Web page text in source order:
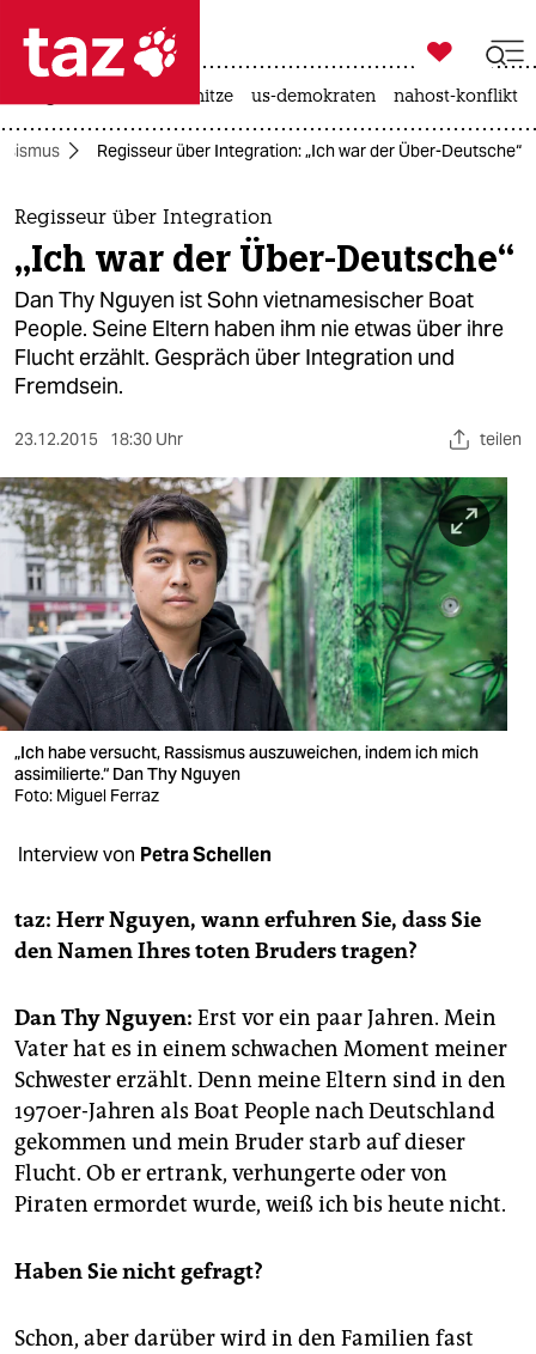
 taz zahl ich
taz zahl ich
themen
politik
öko
gesellschaft
kultur
sport
berlin
nord
wahrheit
verlag
verlag
veranstaltungen
unterstützen
genossenschaft
epaper login

taz zahl ich
hitze us-demokraten nahost-konflikt
Regisseur über Integration: „Ich war der Über-Deutsche“
Regisseur über Integration
„Ich war der Über-Deutsche“
Dan Thy Nguyen ist Sohn vietnamesischer Boat
People. Seine Eltern haben ihm nie etwas über ihre
Flucht erzählt. Gespräch über Integration und
Fremdsein.
23.12.2015 18:30 Uhr teilen
„Ich habe versucht, Rassismus auszuweichen, indem ich mich
assimilierte.“ Dan Thy Nguyen
Foto: Miguel Ferraz
Interview von Petra Schellen
taz: Herr Nguyen, wann erfuhren Sie, dass Sie
den Namen Ihres toten Bruders tragen?
Dan Thy Nguyen: Erst vor ein paar Jahren. Mein
Vater hat es in einem schwachen Moment meiner
Schwester erzählt. Denn meine Eltern sind in den
1970er-Jahren als Boat People nach Deutschland
gekommen und mein Bruder starb auf dieser
Flucht. Ob er ertrank, verhungerte oder von
Piraten ermordet wurde, weiß ich bis heute nicht.
Haben Sie nicht gefragt?
Schon, aber darüber wird in den Familien fast